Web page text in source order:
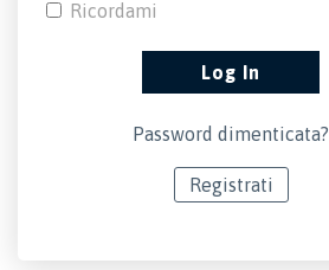
Ricordami
Password dimenticata?
Registrati